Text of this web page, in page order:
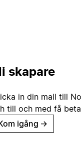
skapare
in din mall till
till och med få
igång →